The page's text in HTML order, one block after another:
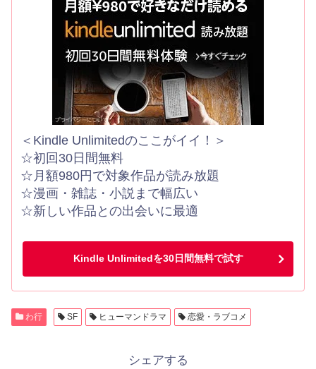
＜Kindle Unlimitedのここがイイ！＞
☆初回30日間無料
☆月額980円で対象作品が読み放題
☆漫画・雑誌・小説まで幅広い
☆新しい作品との出会いに最適
Kindle Unlimitedを30日間無料で試す
わ行 SF ヒューマンドラマ 恋愛・ラブコメ
シェアする